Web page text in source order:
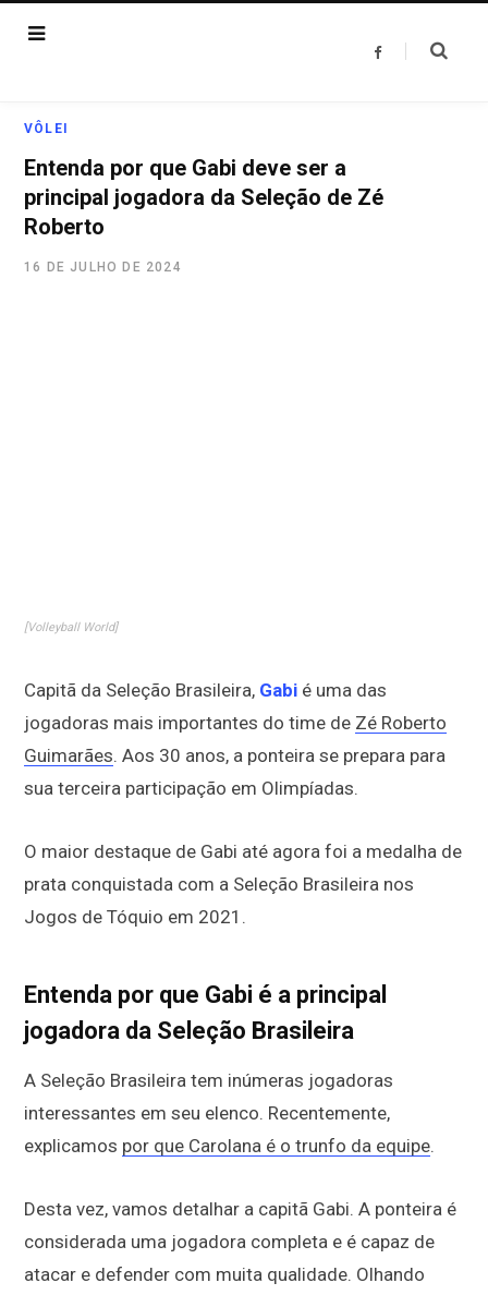
F
VÔLEI
Entenda por que Gabi deve ser a
principal jogadora da Seleção de Zé
Roberto
16 DE JULHO DE 2024
[Volleyball World]
Capitã da Seleção Brasileira, Gabi é uma das
jogadoras mais importantes do time de Zé Roberto
Guimarães. Aos 30 anos, a ponteira se prepara para
sua terceira participação em Olimpíadas.
O maior destaque de Gabi até agora foi a medalha de
prata conquistada com a Seleção Brasileira nos
Jogos de Tóquio em 2021.
Entenda por que Gabi é a principal
jogadora da Seleção Brasileira
A Seleção Brasileira tem inúmeras jogadoras
interessantes em seu elenco. Recentemente,
explicamos por que Carolana é o trunfo da equipe.
Desta vez, vamos detalhar a capitã Gabi. A ponteira é
considerada uma jogadora completa e é capaz de
atacar e defender com muita qualidade. Olhando